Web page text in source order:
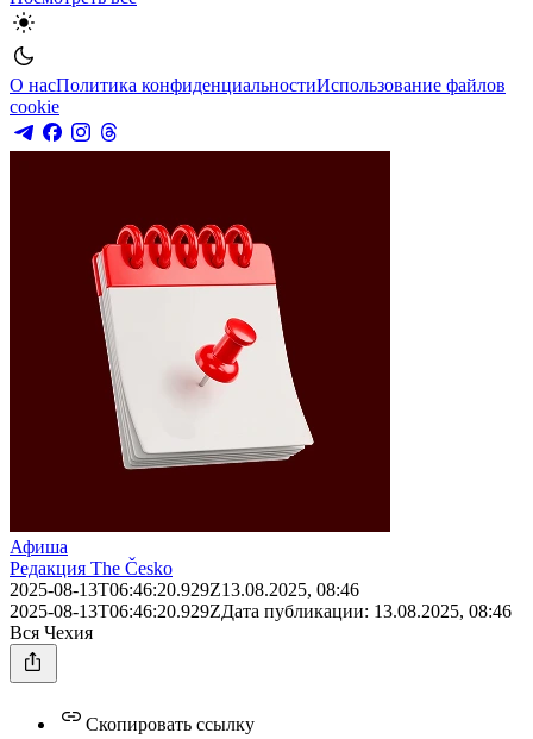
О насПолитика конфиденциальностиИспользование файлов
cookie
Афиша
Редакция The Česko
2025-08-13T06:46:20.929Z13.08.2025, 08:46
2025-08-13T06:46:20.929ZДата публикации: 13.08.2025, 08:46
Вся Чехия
Скопировать ссылку